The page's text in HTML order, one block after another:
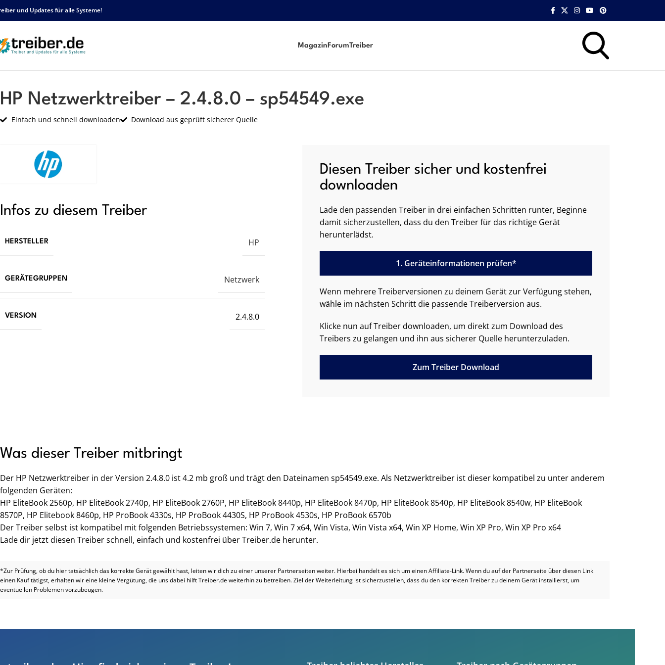
und Updates für alle Systeme!
Magazin ForumTreiber
HP Netzwerktreiber – 2.4.8.0 – sp54549.exe
Einfach und schnell downloaden Download aus geprüft sicherer Quelle
Infos zu diesem Treiber
HERSTELLER HP
GERÄTEGRUPPEN Netzwerk
VERSION 2.4.8.0
Diesen Treiber sicher und kostenfrei
downloaden
Lade den passenden Treiber in drei einfachen Schritten runter, Beginne
damit sicherzustellen, dass du den Treiber für das richtige Gerät
herunterlädst.
1. Geräteinformationen prüfen*
Wenn mehrere Treiberversionen zu deinem Gerät zur Verfügung stehen,
wähle im nächsten Schritt die passende Treiberversion aus.
Klicke nun auf Treiber downloaden, um direkt zum Download des
Treibers zu gelangen und ihn aus sicherer Quelle herunterzuladen.
Zum Treiber Download
Was dieser Treiber mitbringt
Der HP Netzwerktreiber in der Version 2.4.8.0 ist 4.2 mb groß und trägt den Dateinamen sp54549.exe. Als Netzwerktreiber ist dieser kompatibel zu unter anderem
folgenden Geräten:
HP EliteBook 2560p, HP EliteBook 2740p, HP EliteBook 2760P, HP EliteBook 8440p, HP EliteBook 8470p, HP EliteBook 8540p, HP EliteBook 8540w, HP EliteBook
8570P, HP Elitebook 8460p, HP ProBook 4330s, HP ProBook 4430S, HP ProBook 4530s, HP ProBook 6570b
Der Treiber selbst ist kompatibel mit folgenden Betriebssystemen: Win 7, Win 7 x64, Win Vista, Win Vista x64, Win XP Home, Win XP Pro, Win XP Pro x64
Lade dir jetzt diesen Treiber schnell, einfach und kostenfrei über Treiber.de herunter.
*Zur Prüfung, ob du hier tatsächlich das korrekte Gerät gewählt hast, leiten wir dich zu einer unserer Partnerseiten weiter. Hierbei handelt es sich um einen Affiliate-Link. Wenn du auf der Partnerseite über diesen Link
einen Kauf tätigst, erhalten wir eine kleine Vergütung, die uns dabei hilft Treiber.de weiterhin zu betreiben. Ziel der Weiterleitung ist sicherzustellen, dass du den korrekten Treiber zu deinem Gerät installierst, um
eventuellen Problemen vorzubeugen.